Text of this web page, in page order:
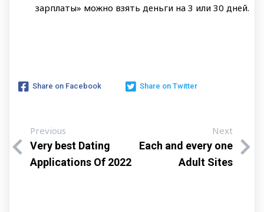
зарплаты» можно взять деньги на 3 или 30 дней.
Share on Facebook Share on Twitter
Previous
Very best Dating
Applications Of 2022
Next
Each and every one
Adult Sites